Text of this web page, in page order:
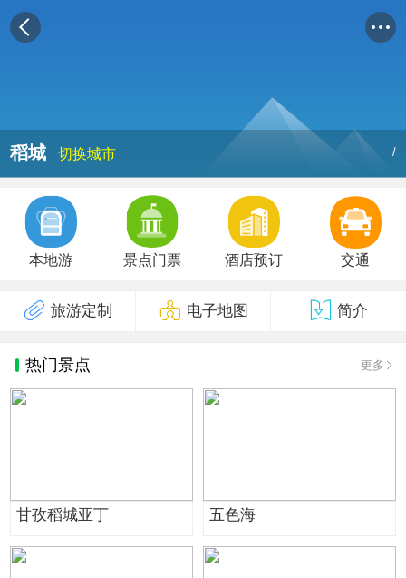
稻城 切换城市 /
本地游 景点门票 酒店预订 交通
旅游定制 电子地图 简介
热门景点 更多
甘孜稻城亚丁 五色海